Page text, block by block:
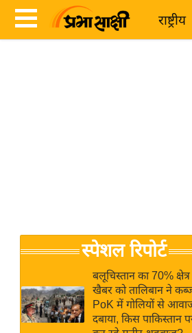
राष्ट्रीय
Breaking
News in
Hindi
जगत
राय
बजट
स्पेशल रिपोर्ट
बलूचिस्तान का 70% क्षेत्र
खैबर को तालिबान ने
PoK में गोलियों से
दबाया, किस पाकिस्तान